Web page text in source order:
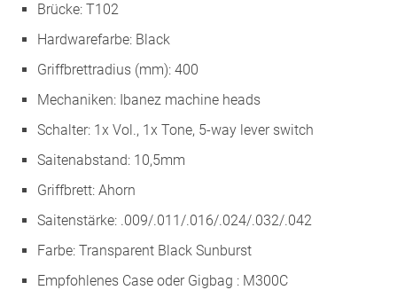
Brücke: T102
Hardwarefarbe: Black
Griffbrettradius (mm): 400
Mechaniken: Ibanez machine heads
Schalter: 1x Vol., 1x Tone, 5-way lever switch
Saitenabstand: 10,5mm
Griffbrett: Ahorn
Saitenstärke: .009/.011/.016/.024/.032/.042
Farbe: Transparent Black Sunburst
Empfohlenes Case oder Gigbag : M300C